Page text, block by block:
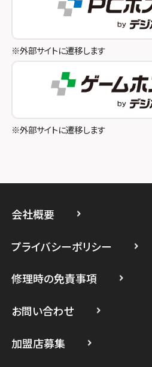
スマホスピタル池袋
スマホスピタル八王子
スマホスピタル町田
スマホスピタル吉祥寺
スマホスピタル立川
スマホスピタル たまプラー
スマホスピタル 登戸・向ヶ
スマホスピタル 武蔵小杉
スマホスピタル和歌山
※外部サイトに遷移します
※外部サイトに遷移します
会社概要
プライバシーポリシー
修理時の免責事項
お問い合わせ
加盟店募集